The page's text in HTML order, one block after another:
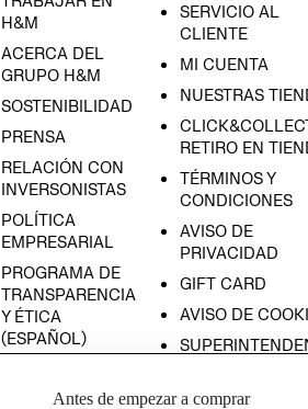
H&M
ACERCA DEL
GRUPO H&M
SOSTENIBILIDAD
PRENSA
RELACIÓN CON
INVERSONISTAS
POLÍTICA
EMPRESARIAL
PROGRAMA DE
TRANSPARENCIA
Y ÉTICA
(ESPAÑOL)
TRANSPARENCIA
SERVICIO AL
CLIENTE
MI CUENTA
NUESTRAS
RETIRO EN
TÉRMINOS Y
CONDICIONES
AVISO DE
PRIVACIDAD
GIFT CARD
AVISO DE
Antes de empezar a comprar